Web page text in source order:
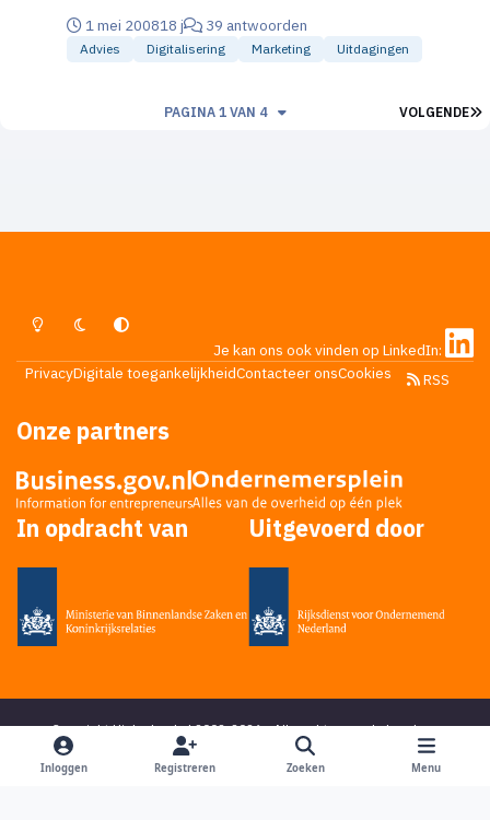
dat mijn website naar mijn wens is.
1 mei 200818 j 39 antwoorden
Advies Digitalisering Marketing Uitdagingen
VOLGENDE
PAGINA 1 VAN 4
Lichte ModusDonkere ModusSysteemvoorkeur
Je kan ons ook vinden op LinkedIn:
PrivacyDigitale toegankelijkheidContacteer onsCookies RSS
Onze partners
In opdracht van Uitgevoerd door
Copyright Higherlevel.nl 2002-2026 - Alle rechten voorbehouden -
Privacy statement
- Powered by &DoReply
en bedacht door
Inloggen Registreren Zoeken Menu